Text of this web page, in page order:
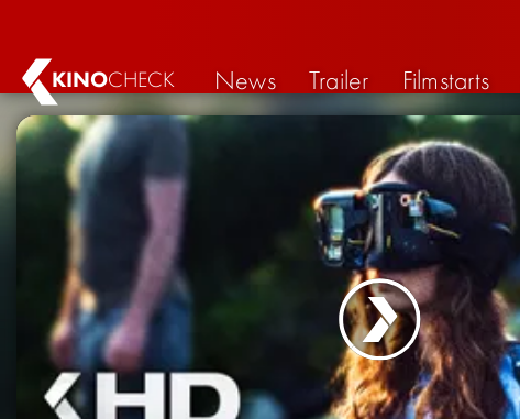
KINOCHECK News Trailer Filmstarts